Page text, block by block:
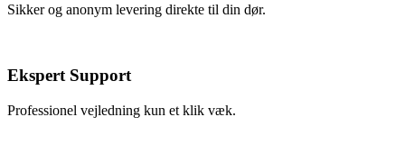
Sikker og anonym levering direkte til din dør.
Ekspert Support
Professionel vejledning kun et klik væk.